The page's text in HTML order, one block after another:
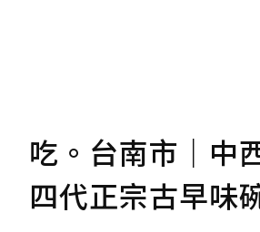
吃。台南市｜中
四代正宗古早味